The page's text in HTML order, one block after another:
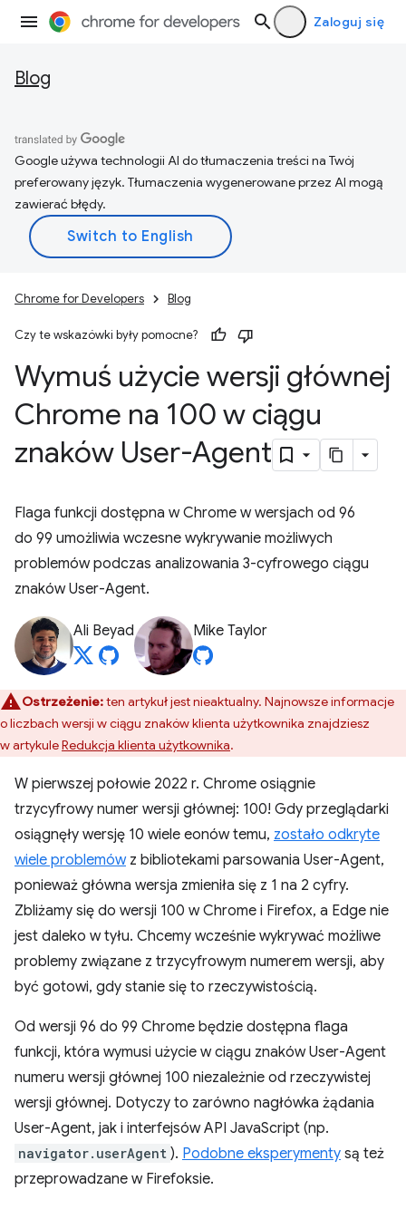
Zaloguj się
Blog
Google używa technologii AI do tłumaczenia treści na Twój
preferowany język. Tłumaczenia wygenerowane przez AI mogą
zawierać błędy.
Chrome for Developers Blog
Czy te wskazówki były pomocne?
Wymuś użycie wersji głównej
Chrome na 100 w ciągu
znaków User-Agent
Flaga funkcji dostępna w Chrome w wersjach od 96
do 99 umożliwia wczesne wykrywanie możliwych
problemów podczas analizowania 3-cyfrowego ciągu
znaków User-Agent.
Ali Beyad Mike Taylor
Ostrzeżenie:ten artykuł jest nieaktualny. Najnowsze informacje
o liczbach wersji w ciągu znaków klienta użytkownika znajdziesz
w artykuleRedukcja klienta użytkownika.
W pierwszej połowie 2022 r. Chrome osiągnie
trzycyfrowy numer wersji głównej: 100! Gdy przeglądarki
osiągnęły wersję 10 wiele eonów temu, zostało odkryte
wiele problemówz bibliotekami parsowania User-Agent,
ponieważ główna wersja zmieniła się z 1 na 2 cyfry.
Zbliżamy się do wersji 100 w Chrome i Firefox, a Edge nie
jest daleko w tyłu. Chcemy wcześnie wykrywać możliwe
problemy związane z trzycyfrowym numerem wersji, aby
być gotowi, gdy stanie się to rzeczywistością.
Od wersji 96 do 99 Chrome będzie dostępna flaga
funkcji, która wymusi użycie w ciągu znaków User-Agent
numeru wersji głównej 100 niezależnie od rzeczywistej
wersji głównej. Dotyczy to zarówno nagłówka żądania
User-Agent, jak i interfejsów API JavaScript (np.
navigator.userAgent ). Podobne eksperymenty są też
przeprowadzane w Firefoksie.